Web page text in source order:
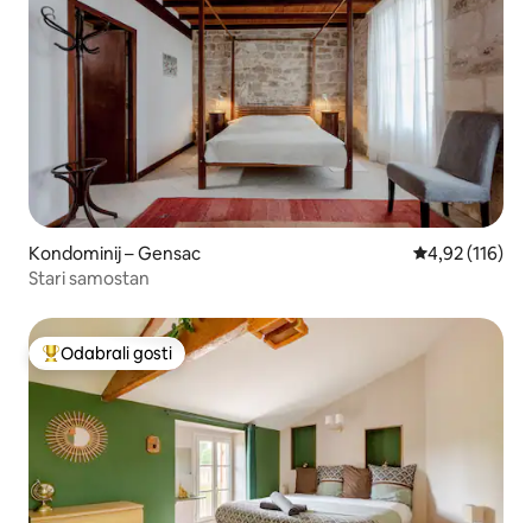
Kondominij – Gensac Prosječna
4,92 (116)
Stari samostan
Među najviše rangiranima s oznakom „Odabrali gosti”
Odabrali gosti